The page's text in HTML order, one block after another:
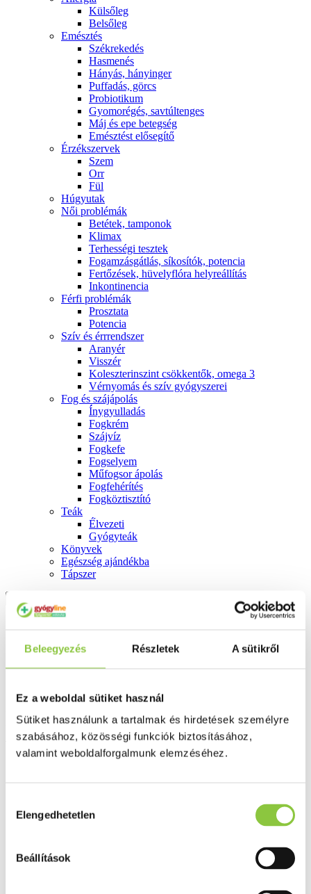
Beleegyezés Részletek A sütikről
Ez a weboldal sütiket használ
Sütiket használunk a tartalmak és hirdetések személyre
szabásához, közösségi funkciók biztosításához,
valamint weboldalforgalmunk elemzéséhez.
kiválasztása
Elengedhetetlen
Beállítások
Külsőleg
Belsőleg
Emésztés
Székrekedés
Hasmenés
Hányás, hányinger
Puffadás, görcs
Probiotikum
Gyomorégés, savtúltenges
Máj és epe betegség
Emésztést elősegítő
Érzékszervek
Szem
Orr
Fül
Húgyutak
Női problémák
Betétek, tamponok
Klimax
Terhességi tesztek
Fogamzásgátlás, síkosítók, potencia
Fertőzések, hüvelyflóra helyreállítás
Inkontinencia
Férfi problémák
Prosztata
Potencia
Szív és érrrendszer
Aranyér
Visszér
Koleszterinszint csökkentők, omega 3
Vérnyomás és szív gyógyszerei
Fog és szájápolás
Í́nygyulladás
Fogkrém
Szájvíz
Fogkefe
Fogselyem
Műfogsor ápolás
Fogfehérítés
Fogköztisztító
Teák
É́lvezeti
Gyógyteák
Könyvek
Egészség ajándékba
Tápszer
Főoldal
Elysium vákuumos steril vizeletminta-vevő cső (vákuumtűs
Elysium vákuumos steril
vizeletminta-vevő cső